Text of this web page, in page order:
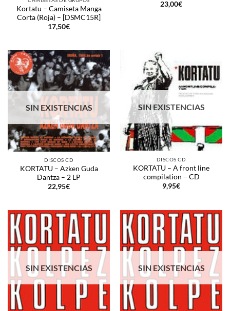
Kortatu – Camiseta Manga
Corta (Roja) – [DSMC15R]
17,50€
23,00€
SIN EXISTENCIAS
DISCOS CD
KORTATU – Azken Guda
Dantza – 2 LP
22,95€
SIN EXISTENCIAS
DISCOS CD
KORTATU – A front line
compilation – CD
9,95€
SIN EXISTENCIAS SIN EXISTENCIAS